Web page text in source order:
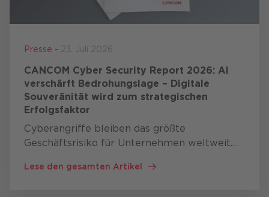
Presse - 23. Juli 2026
CANCOM Cyber Security Report 2026: AI
verschärft Bedrohungslage – Digitale
Souveränität wird zum strategischen
Erfolgsfaktor
Cyberangriffe bleiben das größte
Geschäftsrisiko für Unternehmen weltweit.
(AI, Künstliche Intelligenz, KI), geopolitische
Lese den gesamten Artikel